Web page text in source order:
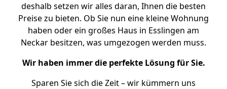
deshalb setzen wir alles daran, Ihnen die besten
Preise zu bieten. Ob Sie nun eine kleine Wohnung
haben oder ein großes Haus in Esslingen am
Neckar besitzen, was umgezogen werden muss.
Wir haben immer die perfekte Lösung für Sie.
Sparen Sie sich die Zeit – wir kümmern uns